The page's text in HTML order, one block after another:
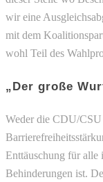
wir eine
mit dem
wohl Teil des
„Der große
Weder die CDU/
Enttäuschung für alle
Behinderungen ist.